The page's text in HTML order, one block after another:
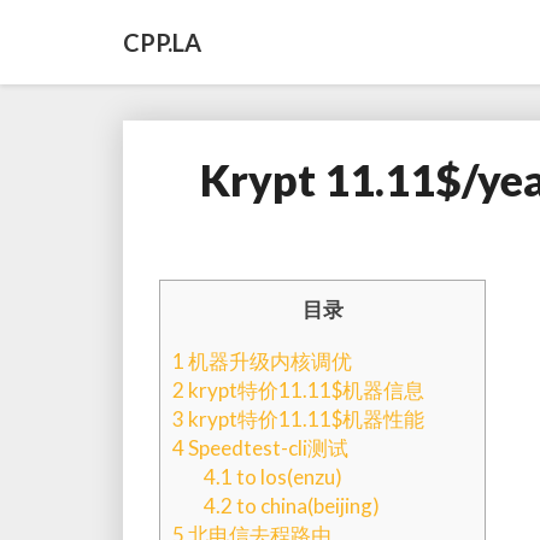
CPP.LA
Krypt 11.11$/
目录
1机器升级内核调优
2 krypt特价11.11$机器信息
3 krypt特价11.11$机器性能
4Speedtest-cli测试
4.1to los(enzu)
4.2to china(beijing)
5北电信去程路由